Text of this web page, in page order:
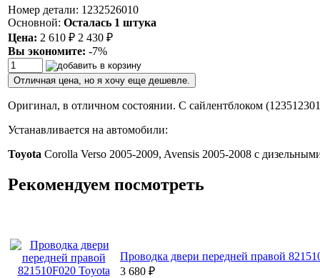
Номер детали: 1232526010
Основной: Осталась 1 штука
Цена: 2 610 ₽ 2 430 ₽
Вы экономите: -7%
Отличная цена, но я хочу еще дешевле.
Оригинал, в отличном состоянии. С сайлентблоком
Устанавливается на автомобили:
Toyota Corolla Verso 2005-2009, Avensis 2005-2008 с
Рекомендуем посмотреть
Проводка двери передней правой
3 680 ₽